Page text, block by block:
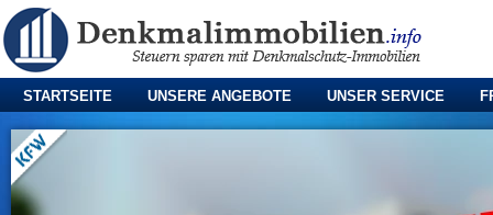
STARTSEITE UNSERE ANGEBOTE UNSER SERVICE